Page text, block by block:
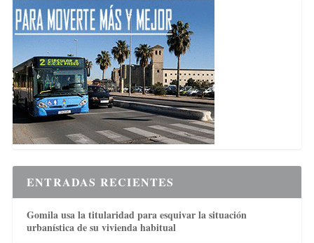
ENTRADAS RECIENTES
Gomila usa la titularidad para esquivar la situación
urbanística de su vivienda habitual